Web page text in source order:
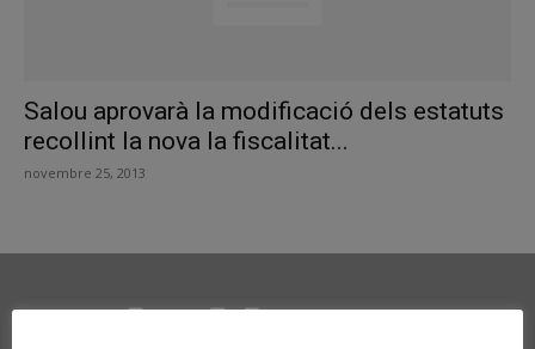
Salou aprovarà la modificació dels estatuts
recollint la nova la fiscalitat...
novembre 25, 2013